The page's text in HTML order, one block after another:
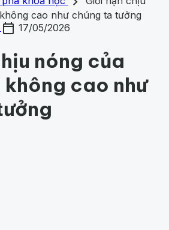
428 Khoa học vũ trụ
họcKhoa học vũ trụ
cao như chúng ta tưởng
calendar_today 17/05/2026
nóng của
cao như